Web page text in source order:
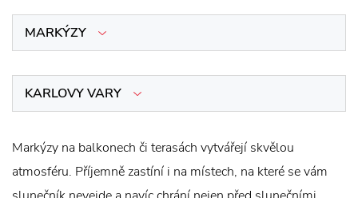
MARKÝZY
KARLOVY VARY
Markýzy na balkonech či terasách vytvářejí skvělou
atmosféru. Příjemně zastíní i na místech, na které se vám